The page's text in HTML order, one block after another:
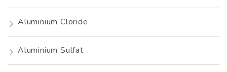
Aluminium Cloride
Aluminium Sulfat